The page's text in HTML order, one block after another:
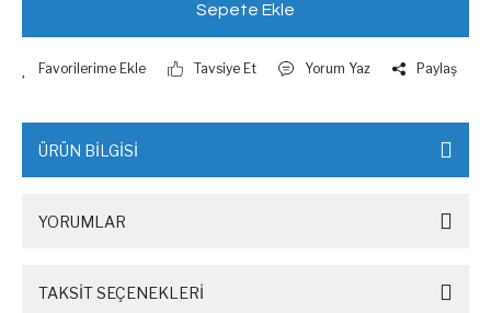
Sepete Ekle
Tavsiye Et Yorum Yaz Paylaş
ÜRÜN BİLGİSİ
YORUMLAR
TAKSİT SEÇENEKLERİ